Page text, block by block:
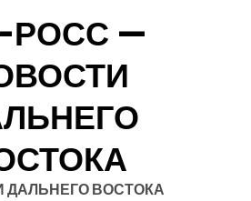
РОСС —
ДАЛЬНЕГО ВОСТОКА